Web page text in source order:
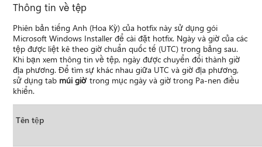
Thông tin về tệp
Phiên bản tiếng Anh (Hoa Kỳ) của hotfix này sử dụng gói
Microsoft Windows Installer để cài đặt hotfix. Ngày và giờ của các
tệp được liệt kê theo giờ chuẩn quốc tế (UTC) trong bảng sau.
Khi bạn xem thông tin về tệp, ngày được chuyển đổi thành giờ
địa phương. Để tìm sự khác nhau giữa UTC và giờ địa phương,
sử dụng tab múi giờ trong mục ngày và giờ trong Pa-nen điều
khiển.
Tên tệp